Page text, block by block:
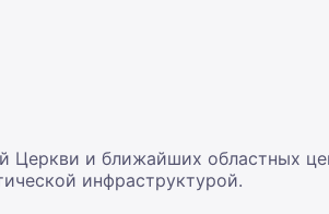
и ближайших областных
инфраструктурой.